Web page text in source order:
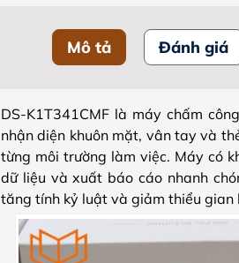
Mô tả Đánh giá
DS-K1T341CMF là máy chấm
nhận diện khuôn mặt, vân tay và
từng môi trường làm việc. Máy có
dữ liệu và xuất báo cáo nhanh
tăng tính kỷ luật và giảm thiểu gian